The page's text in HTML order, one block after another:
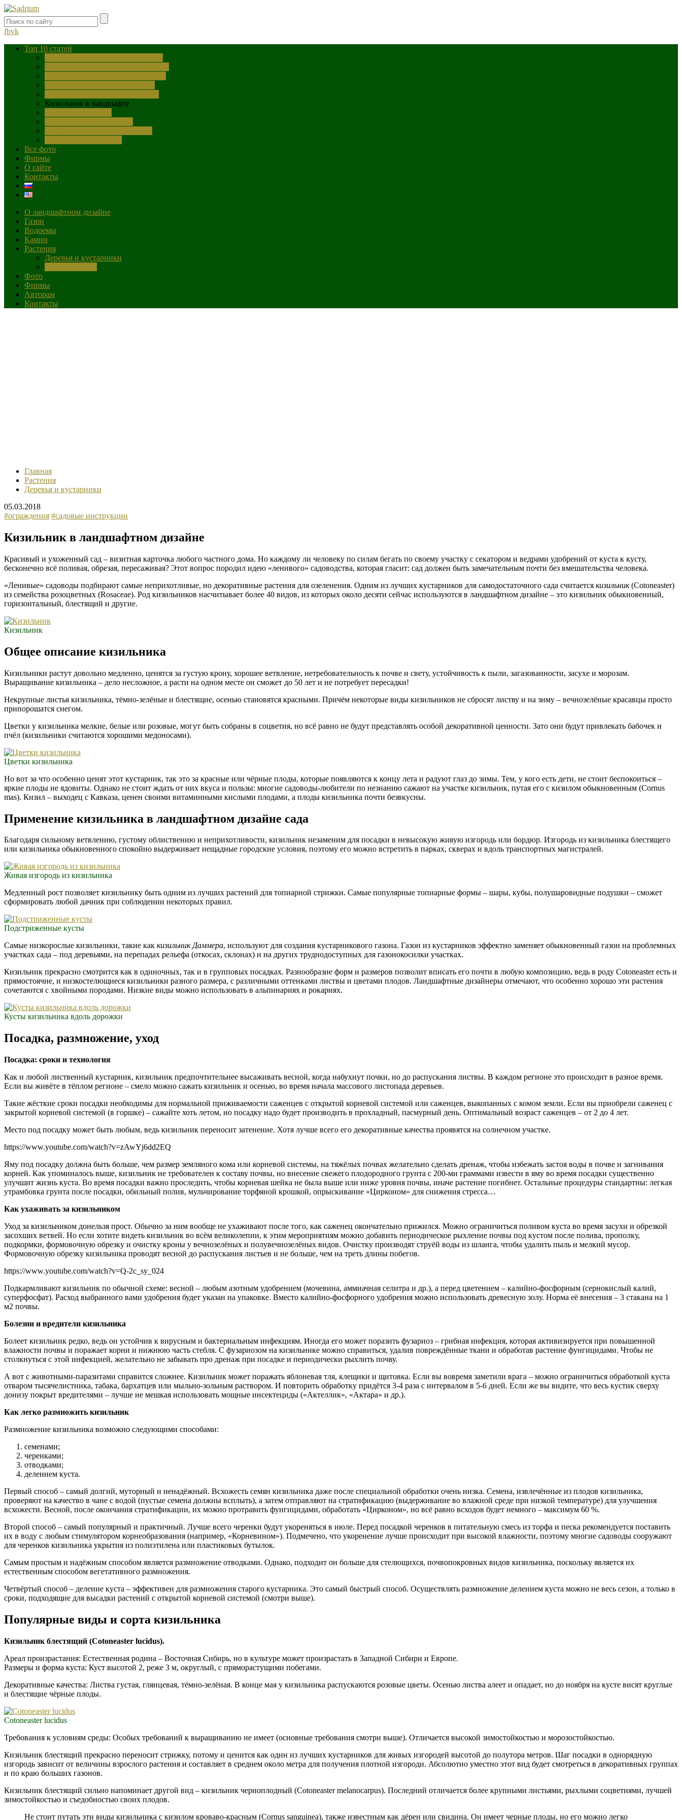
fbvk
Топ 10 статей
Кизильник в ландшафте
Все фото
Фирмы
О сайте
Контакты
О ландшафтном дизайне
Газон
Водоемы
Камни
Растения
Деревья и кустарники
Фото
Фирмы
Авторам
Контакты
Главная
Растения
Деревья и кустарники
05.03.2018
#ограждения #садовые инструкции
Кизильник в ландшафтном дизайне
Красивый и ухоженный сад – визитная карточка любого частного дома. Но каждому ли человеку по силам бегать по своему участку с секатором и ведрами удобрений от куста к кусту,
бесконечно всё поливая, обрезая, пересаживая? Этот вопрос породил идею «ленивого» садоводства, которая гласит: сад должен быть замечательным почти без вмешательства человека.
«Ленивые» садоводы подбирают самые неприхотливые, но декоративные растения для озеленения. Одним из лучших кустарников для самодостаточного сада считается кизильник(Cotoneaster)
из семейства розоцветных (Rosaceae). Род кизильников насчитывает более 40 видов, из которых около десяти сейчас используются в ландшафтном дизайне – это кизильник обыкновенный,
горизонтальный, блестящий и другие.
Кизильник
Общее описание кизильника
Кизильники растут довольно медленно, ценятся за густую крону, хорошее ветвление, нетребовательность к почве и свету, устойчивость к пыли, загазованности, засухе и морозам.
Выращивание кизильника – дело несложное, а расти на одном месте он сможет до 50 лет и не потребует пересадки!
Некрупные листья кизильника, тёмно-зелёные и блестящие, осенью становятся красными. Причём некоторые виды кизильников не сбросят листву и на зиму – вечнозелёные красавцы просто
припорошатся снегом.
Цветки у кизильника мелкие, белые или розовые, могут быть собраны в соцветия, но всё равно не будут представлять особой декоративной ценности. Зато они будут привлекать бабочек и
пчёл (кизильники считаются хорошими медоносами).
Цветки кизильника
Но вот за что особенно ценят этот кустарник, так это за красные или чёрные плоды, которые появляются к концу лета и радуют глаз до зимы. Тем, у кого есть дети, не стоит беспокоиться –
яркие плоды не ядовиты. Однако не стоит ждать от них вкуса и пользы: многие садоводы-любители по незнанию сажают на участке кизильник, путая его с кизилом обыкновенным (Cornus
mas). Кизил – выходец с Кавказа, ценен своими витаминными кислыми плодами, а плоды кизильника почти безвкусны.
Применение кизильника в ландшафтном дизайне сада
Благодаря сильному ветвлению, густому облиствению и неприхотливости, кизильник незаменим для посадки в невысокую живую изгородь или бордюр. Изгородь из кизильника блестящего
или кизильника обыкновенного спокойно выдерживает нещадные городские условия, поэтому его можно встретить в парках, скверах и вдоль транспортных магистралей.
Живая изгородь из кизильника
Медленный рост позволяет кизильнику быть одним из лучших растений для топиарной стрижки. Самые популярные топиарные формы – шары, кубы, полушаровидные подушки – сможет
сформировать любой дачник при соблюдении некоторых правил.
Подстриженные кусты
Самые низкорослые кизильники, такие как кизильник Даммера, используют для создания кустарникового газона. Газон из кустарников эффектно заменяет обыкновенный газон на проблемных
участках сада – под деревьями, на перепадах рельефа (откосах, склонах) и на других труднодоступных для газонокосилки участках.
Кизильник прекрасно смотрится как в одиночных, так и в групповых посадках. Разнообразие форм и размеров позволит вписать его почти в любую композицию, ведь в роду Cotoneaster есть и
прямостоячие, и низкостелющиеся кизильники разного размера, с различными оттенками листвы и цветами плодов. Ландшафтные дизайнеры отмечают, что особенно хорошо эти растения
сочетаются с хвойными породами. Низкие виды можно использовать в альпинариях и рокариях.
Кусты кизильника вдоль дорожки
Посадка, размножение, уход
Посадка: сроки и технология
Как и любой лиственный кустарник, кизильник предпочтительнее высаживать весной, когда набухнут почки, но до распускания листвы. В каждом регионе это происходит в разное время.
Если вы живёте в тёплом регионе – смело можно сажать кизильник и осенью, во время начала массового листопада деревьев.
Такие жёсткие сроки посадки необходимы для нормальной приживаемости саженцев с открытой корневой системой или саженцев, выкопанных с комом земли. Если вы приобрели саженец с
закрытой корневой системой (в горшке) – сажайте хоть летом, но посадку надо будет производить в прохладный, пасмурный день. Оптимальный возраст саженцев – от 2 до 4 лет.
Место под посадку может быть любым, ведь кизильник переносит затенение. Хотя лучше всего его декоративные качества проявятся на солнечном участке.
https://www.youtube.com/watch?v=zAwYj6dd2EQ
Яму под посадку должна быть больше, чем размер земляного кома или корневой системы, на тяжёлых почвах желательно сделать дренаж, чтобы избежать застоя воды в почве и загнивания
корней. Как упоминалось выше, кизильник не требователен к составу почвы, но внесение свежего плодородного грунта с 200-ми граммами извести в яму во время посадки существенно
улучшит жизнь куста. Во время посадки важно проследить, чтобы корневая шейка не была выше или ниже уровня почвы, иначе растение погибнет. Остальные процедуры стандартны: легкая
утрамбовка грунта после посадки, обильный полив, мульчирование торфяной крошкой, опрыскивание «Цирконом» для снижения стресса…
Как ухаживать за кизильником
Уход за кизильником донельзя прост. Обычно за ним вообще не ухаживают после того, как саженец окончательно прижился. Можно ограничиться поливом куста во время засухи и обрезкой
засохших ветвей. Но если хотите видеть кизильник во всём великолепии, к этим мероприятиям можно добавить периодическое рыхление почвы под кустом после полива, прополку,
подкормки, формовочную обрезку и очистку кроны у вечнозелёных и полувечнозелёных видов. Очистку производят струёй воды из шланга, чтобы удалить пыль и мелкий мусор.
Формовочную обрезку кизильника проводят весной до распускания листьев и не больше, чем на треть длины побегов.
https://www.youtube.com/watch?v=Q-2c_sy_024
Подкармливают кизильник по обычной схеме: весной – любым азотным удобрением (мочевина, аммиачная селитра и др.), а перед цветением – калийно-фосфорным (сернокислый калий,
суперфосфат). Расход выбранного вами удобрения будет указан на упаковке. Вместо калийно-фосфорного удобрения можно использовать древесную золу. Норма её внесения – 3 стакана на 1
м2 почвы.
Болезни и вредители кизильника
Болеет кизильник редко, ведь он устойчив к вирусным и бактериальным инфекциям. Иногда его может поразить фузариоз – грибная инфекция, которая активизируется при повышенной
влажности почвы и поражает корни и нижнюю часть стебля. С фузариозом на кизильнике можно справиться, удалив повреждённые ткани и обработав растение фунгицидами. Чтобы не
столкнуться с этой инфекцией, желательно не забывать про дренаж при посадке и периодически рыхлить почву.
А вот с животными-паразитами справится сложнее. Кизильник может поражать яблоневая тля, клещики и щитовка. Если вы вовремя заметили врага – можно ограничиться обработкой куста
отваром тысячелистника, табака, бархатцев или мыльно-зольным раствором. И повторить обработку придётся 3-4 раза с интервалом в 5-6 дней. Если же вы видите, что весь кустик сверху
донизу покрыт вредителями – лучше не мешкая использовать мощные инсектециды («Актеллик», «Актара» и др.).
Как легко размножить кизильник
Размножение кизильника возможно следующими способами:
семенами;
черенками;
отводками;
делением куста.
Первый способ – самый долгий, муторный и ненадёжный. Всхожесть семян кизильника даже после специальной обработки очень низка. Семена, извлечённые из плодов кизильника,
проверяют на качество в чане с водой (пустые семена должны всплыть), а затем отправляют на стратификацию (выдерживание во влажной среде при низкой температуре) для улучшения
всхожести. Весной, после окончания стратификации, их можно протравить фунгицидами, обработать «Цирконом», но всё равно всходов будет немного – максимум 60 %.
Второй способ – самый популярный и практичный. Лучше всего черенки будут укореняться в июле. Перед посадкой черенков в питательную смесь из торфа и песка рекомендуется поставить
их в воду с любым стимулятором корнеобразования (например, «Корневином»). Подмечено, что укоренение лучше происходит при высокой влажности, поэтому многие садоводы сооружают
для черенков кизильника укрытия из полиэтилена или пластиковых бутылок.
Самым простым и надёжным способом является размножение отводками. Однако, подходит он больше для стелющихся, почвопокровных видов кизильника, поскольку является их
естественным способом вегетативного размножения.
Четвёртый способ – деление куста – эффективен для размножения старого кустарника. Это самый быстрый способ. Осуществлять размножение делением куста можно не весь сезон, а только в
сроки, подходящие для высадки растений с открытой корневой системой (смотри выше).
Популярные виды и сорта кизильника
Кизильник блестящий (Cotoneaster lucidus).
Ареал произрастания: Естественная родина – Восточная Сибирь, но в культуре может произрастать в Западной Сибири и Европе.
Размеры и форма куста: Куст высотой 2, реже 3 м, округлый, с пряморастущими побегами.
Декоративные качества: Листва густая, глянцевая, тёмно-зелёная. В конце мая у кизильника распускаются розовые цветы. Осенью листва алеет и опадает, но до ноября на кусте висят круглые
и блестящие чёрные плоды.
Cotoneaster lucidus
Требования к условиям среды: Особых требований к выращиванию не имеет (основные требования смотри выше). Отличается высокой зимостойкостью и морозостойкостью.
Кизильник блестящий прекрасно переносит стрижку, потому и ценится как один из лучших кустарников для живых изгородей высотой до полутора метров. Шаг посадки в однорядную
изгородь зависит от величины взрослого растения и составляет в среднем около метра для получения плотной изгороди. Абсолютно уместно этот вид будет смотреться в декоративных группах
и по краю больших газонов.
Кизильник блестящий сильно напоминает другой вид – кизильник черноплодный (Cotoneaster melanocarpus). Последний отличается более крупными листьями, рыхлыми соцветиями, лучшей
зимостойкостью и съедобностью своих плодов.
Не стоит путать эти виды кизильника с кизилом кроваво-красным (Сornus sanguinea), также известным как дёрен или свидина. Он имеет черные плоды, но его можно легко